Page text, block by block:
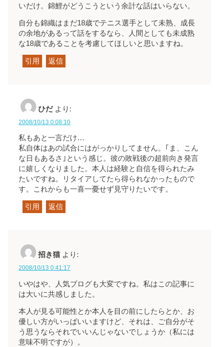
いだけ。錦鯉がどうこうという余計な話はいらない。
自分も錦織はまだ18歳でテニス選手として未熟、成長
の余地があるって話をするなら、人間としても未成熟
な18歳であることを考慮してほしいと思いますね。
引用 返信
ひだ より:
2008/10/13 0:08:10
私もあと一言だけ…
私自体はあの試合にはがっかりしてません。｢ま、こん
な日もあるさ｣という感じ。彼の敗戦後の超前向き発言
に嬉しくなりました。本人は経験と自信を得られたみ
たいですね。リタイアしてたら得られなかったもので
す。これからも一喜一憂せず見守りたいです。
引用 返信
招き猫 より:
2008/10/13 0:41:17
いやはや、人気ブログも大変ですね。私はこの記事に
は大いに共感しました。
本人が見る可能性とか本人を目の前にしたらとか、お
優しい方がいっぱいいますけど、それは、ご自分がそ
う思うならそれでいいんじゃないでしょうか（私には
意味不明ですが）。